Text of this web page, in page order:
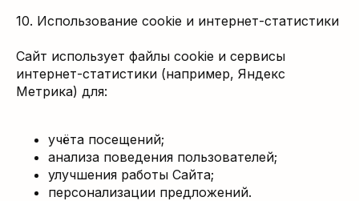
10. Использование cookie и интернет-статистики
Сайт использует файлы cookie и сервисы
интернет-статистики (например, Яндекс
Метрика) для:
учёта посещений;
анализа поведения пользователей;
улучшения работы Сайта;
персонализации предложений.